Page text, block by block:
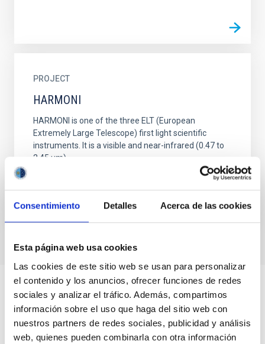
Consentimiento Detalles Acerca de las cookies
Esta página web usa cookies
Las cookies de este sitio web se usan para personalizar
el contenido y los anuncios, ofrecer funciones de redes
sociales y analizar el tráfico. Además, compartimos
información sobre el uso que haga del sitio web con
nuestros partners de redes sociales, publicidad y análisis
web, quienes pueden combinarla con otra información
PROJECT
HARMONI
HARMONI is one of the three ELT (European
Extremely Large Telescope) first light scientific
instruments. It is a visible and near-infrared (0.47 to
2.45 µm)...